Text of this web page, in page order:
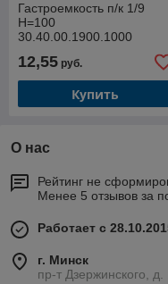
Гастроемкость п/к 1/9
Н=100
30.40.00.1900.1000
12,55 руб.
Купить
О нас
Рейтинг не
Менее 5 отзывов за
Работает с
г. Минск
пр-т Дзержинского,